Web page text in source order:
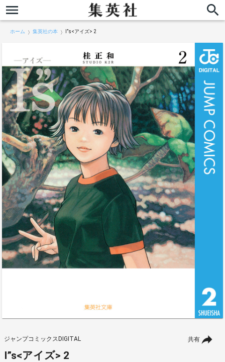
ホーム 集英社の本 I”s<アイズ> 2
共有
ジャンプコミックスDIGITAL
I”s<アイズ> 2